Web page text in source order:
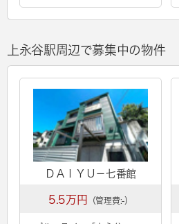
上永谷駅周辺で募集中の物件
ＤＡＩＹＵ－七番館
5.5万円 （管理費:-）